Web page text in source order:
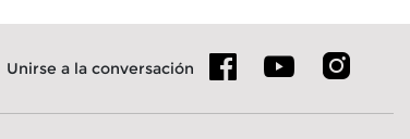
Unirse a la conversación